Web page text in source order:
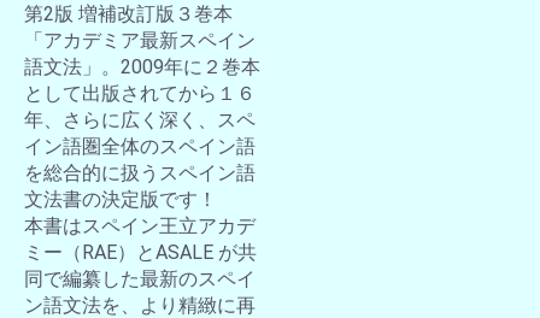
第2版 増補改訂版３巻本
「アカデミア最新スペイン
語文法」。2009年に２巻本
として出版されてから１６
年、さらに広く深く、スペ
イン語圏全体のスペイン語
を総合的に扱うスペイン語
文法書の決定版です！
本書はスペイン王立アカデ
ミー（RAE）とASALE が共
同で編纂した最新のスペイ
ン語文法を、より精緻に再